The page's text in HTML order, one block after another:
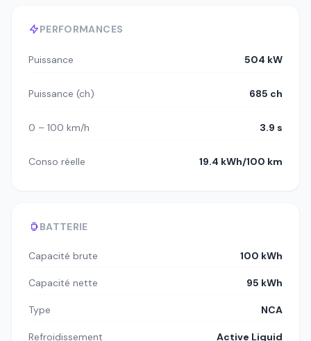
PERFORMANCES
Puissance 504 kW
Puissance (ch) 685 ch
0 – 100 km/h 3.9 s
Conso réelle 19.4 kWh/100 km
BATTERIE
Capacité brute 100 kWh
Capacité nette 95 kWh
Type NCA
Refroidissement Active Liquid